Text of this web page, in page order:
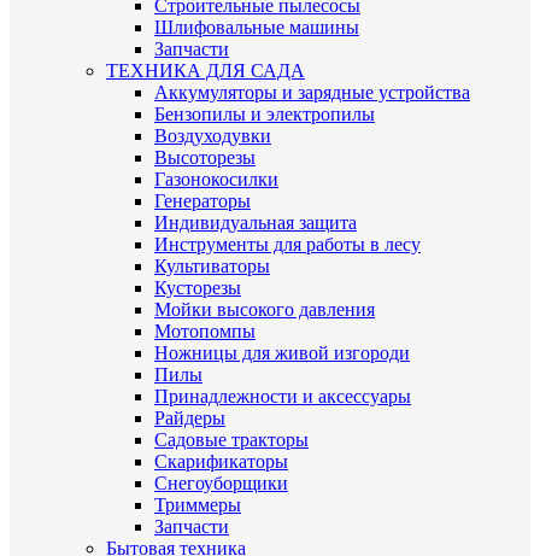
Строительные пылесосы
Шлифовальные машины
Запчасти
ТЕХНИКА ДЛЯ САДА
Аккумуляторы и зарядные устройства
Бензопилы и электропилы
Воздуходувки
Высоторезы
Газонокосилки
Генераторы
Индивидуальная защита
Инструменты для работы в лесу
Культиваторы
Кусторезы
Мойки высокого давления
Мотопомпы
Ножницы для живой изгороди
Пилы
Принадлежности и аксессуары
Райдеры
Садовые тракторы
Скарификаторы
Снегоуборщики
Триммеры
Запчасти
Бытовая техника